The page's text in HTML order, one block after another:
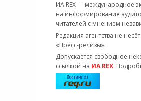
ИА REX — международное
на информирование
читателей с мнением
Редакция агентства не
«Пресс-релизы».
Допускается свободное
ссылкой на ИА REX.